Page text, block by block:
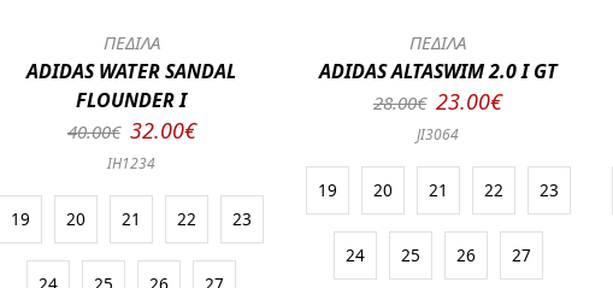
ΠΕΔΙΛΑ
ADIDAS WATER SANDAL
FLOUNDER I
40.00€ 32.00€
IH1234
19 20 21 22 23
ΠΕΔΙΛΑ
ADIDAS ALTASWIM 2.0 I GT
28.00€ 23.00€
JI3064
19 20 21 22 23
24 25 26 27